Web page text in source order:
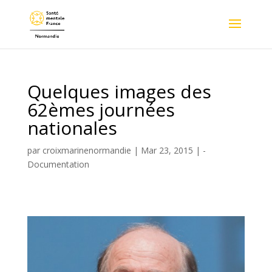
Quelques images des
62èmes journées
nationales
par croixmarinenormandie | Mar 23, 2015 | -
Documentation